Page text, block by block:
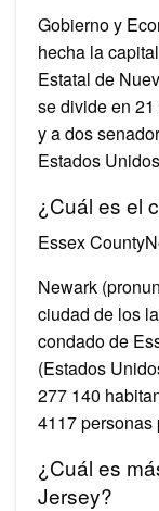
Gobierno y
hecha la
Estatal de
se divide en
y a dos
Estados
¿Cuál es el
Essex
Newark
ciudad de los
condado de
(Estados
277 140
4117 personas
¿Cuál es
Jersey?